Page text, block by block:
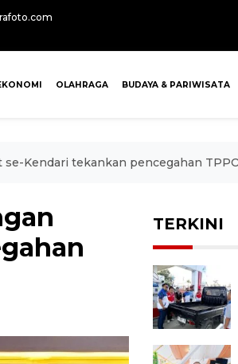
OLAHRAGA BUDAYA & PARIWISATA
Kendari tekankan pencegahan
TERKINI